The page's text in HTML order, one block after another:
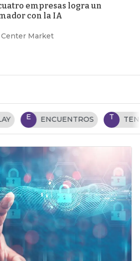
empresas logra un
con la IA
Market
T TENDENCIAS TI